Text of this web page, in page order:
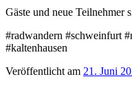
Gäste und neue
#radwandern #schweinfurt
‪#kaltenhausen
Veröffentlicht am 21. Juni